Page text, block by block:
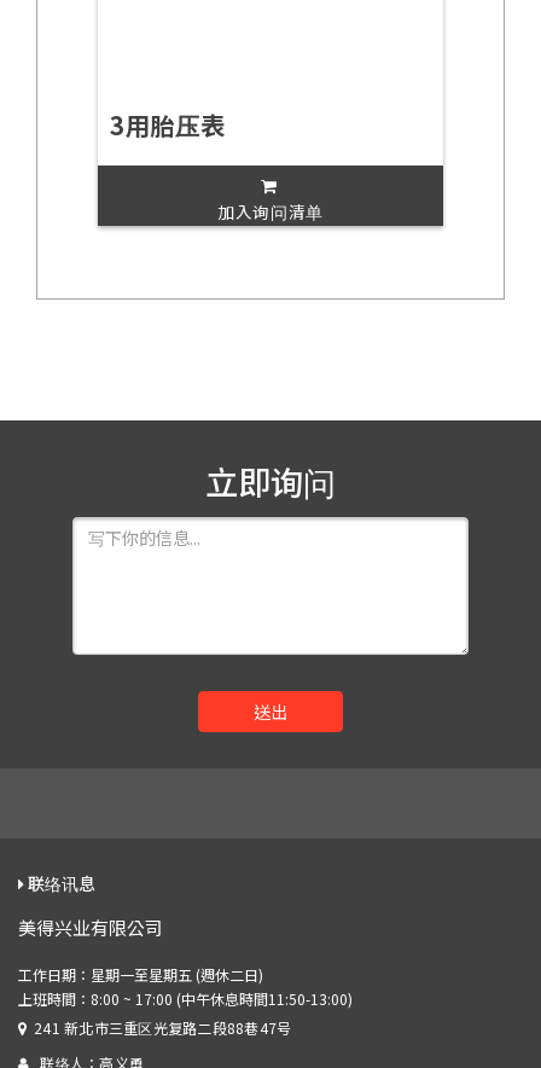
3用胎压表
加入询问清单
立即询问
送出
联络讯息
美得兴业有限公司
241 新北市三重区光复路二段88巷47号
联络人：高义勇